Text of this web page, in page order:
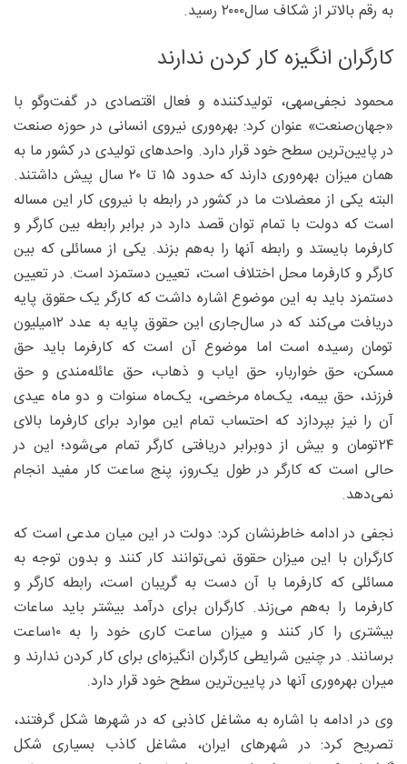
به رقم بالاتر از شکاف سال۲۰۰۰ رسید.
کارگران انگیزه کار کردن ندارند
محمود نجفی‌سهی، تولیدکننده و فعال اقتصادی در گفت‌وگو با
«جهان‌صنعت» عنوان کرد: بهره‌وری نیروی انسانی در حوزه صنعت
در پایین‌ترین ‌سطح خود قرار دارد. واحدهای تولیدی در کشور ما به
همان میزان بهره‌وری دارند که حدود ۱۵ تا ۲۰ سال پیش داشتند.
البته یکی از معضلات ما در کشور در رابطه با نیروی کار این مساله
است که دولت با تمام توان قصد دارد در برابر رابطه بین کارگر و
کارفرما بایستد و رابطه آنها را به‌هم بزند. یکی از مسائلی که بین
کارگر و کارفرما محل اختلاف است، تعیین دستمزد است. در تعیین
دستمزد باید به این موضوع اشاره داشت که کارگر یک حقوق پایه
دریافت می‌کند که در سال‌جاری این حقوق پایه به عدد ۱۲‌میلیون
تومان رسیده است اما موضوع آن است که کارفرما باید حق
مسکن، حق خواربار، حق ایاب و ذهاب، حق عائله‌مندی و حق
فرزند، حق بیمه، یک‌ماه مرخصی، یک‌ماه سنوات و دو ماه عیدی
آن را نیز بپردازد که احتساب تمام این موارد برای کارفرما بالای
۲۴تومان و بیش از دوبرابر دریافتی کارگر تمام می‌شود؛ این در
حالی است که کارگر در طول یک‌روز، پنج ساعت کار مفید انجام
نمی‌دهد.
نجفی در ادامه خاطرنشان کرد:‌ دولت در این میان مدعی است که
کارگران با این میزان حقوق نمی‌توانند کار کنند و بدون توجه به
مسائلی که کارفرما با آن دست به گریبان است، رابطه کارگر و
کارفرما را به‌هم می‌زند. کارگران برای درآمد بیشتر باید ساعات
بیشتری را کار کنند و میزان ساعت کاری خود را به ۱۰ساعت
برسانند. در چنین شرایطی کارگران انگیزه‌ای برای کار کردن ندارند و
میران بهره‌وری آنها در پایین‌ترین سطح خود قرار دارد.
وی در ادامه با اشاره به مشاغل کاذبی که در شهرها شکل گرفتند،
تصریح کرد: در شهرهای ایران، مشاغل کاذب بسیاری شکل